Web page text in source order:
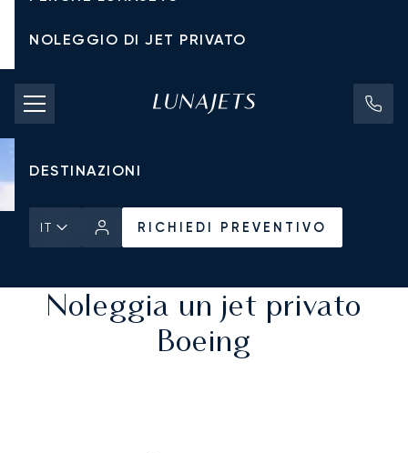
NOLEGGIO DI JET PRIVATO
TARIFFE DI NOLEGGIO
JET PRIVATI
DESTINAZIONI
IT
RICHIEDI PREVENTIVO
RICHIEDI PREVENTIVO
Noleggia un jet privato
Boeing